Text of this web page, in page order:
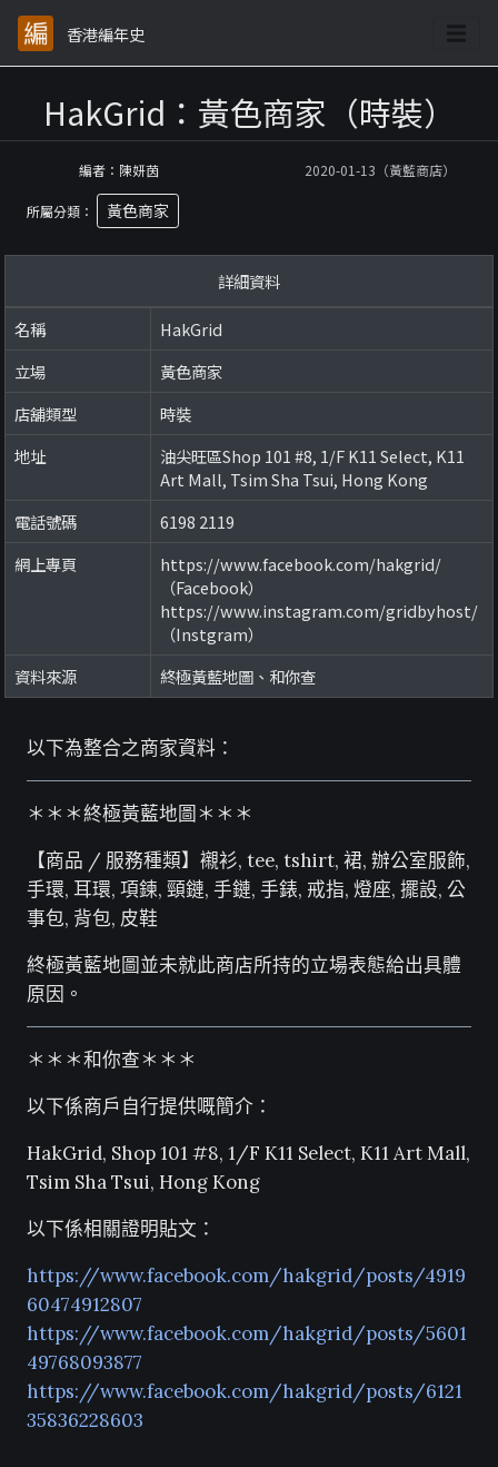
香港編年史
HakGrid：黃色商家（時裝）
編者：陳妍茵 2020-01-13（黃藍商店）
所屬分類： 黃色商家
詳細資料
名稱
HakGrid
立場
黃色商家
店舖類型
時裝
地址
油尖旺區Shop 101 #8, 1/F K11 Select, K11
Art Mall, Tsim Sha Tsui, Hong Kong
電話號碼
6198 2119
網上專頁
https://www.facebook.com/hakgrid/
（Facebook）
https://www.instagram.com/gridbyhost/
（Instgram）
資料來源
終極黃藍地圖、和你查
以下為整合之商家資料：
＊＊＊終極黃藍地圖＊＊＊
【商品 / 服務種類】襯衫, tee, tshirt, 裙, 辦公室服飾,
手環, 耳環, 項鍊, 頸鏈, 手鏈, 手錶, 戒指, 燈座, 擺設, 公
事包, 背包, 皮鞋
終極黃藍地圖並未就此商店所持的立場表態給出具體
原因。
＊＊＊和你查＊＊＊
以下係商戶自行提供嘅簡介：
HakGrid, Shop 101 #8, 1/F K11 Select, K11 Art Mall,
Tsim Sha Tsui, Hong Kong
以下係相關證明貼文：
https://www.facebook.com/hakgrid/posts/4919
60474912807
https://www.facebook.com/hakgrid/posts/5601
49768093877
https://www.facebook.com/hakgrid/posts/6121
35836228603